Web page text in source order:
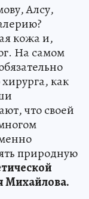
Алсу,
кожа и,
На самом
как
что своей
природную
Михайлова.